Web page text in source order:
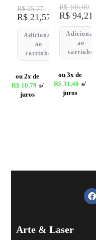
R$25,77
R$21,57
Adicionar
ao
carrinho
ou 2x de
R$ 10,79 s/
juros
R$106,00
R$ 94,21
Adicionar
ao
carrinho
ou 3x de
R$ 31,40 s/
juros
Arte & Laser